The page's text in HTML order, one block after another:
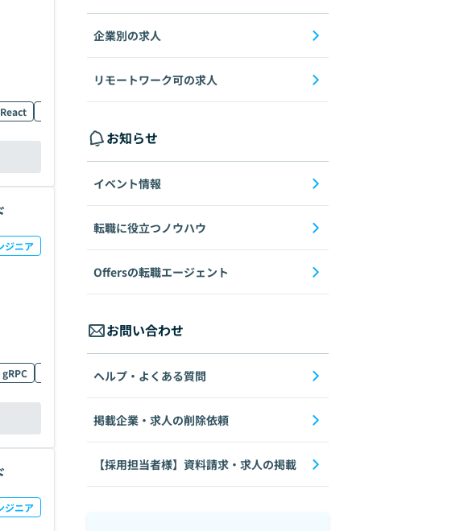
React
ジニア
gRPC CSS UI UX Svelte
ジニア
企業別の求人
リモートワーク可の求人
お知らせ
イベント情報
転職に役立つノウハウ
Offersの転職エージェント
お問い合わせ
ヘルプ・よくある質問
掲載企業・求人の削除依頼
【採用担当者様】資料請求・求人の掲載